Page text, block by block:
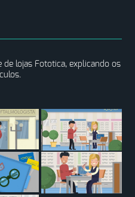
de lojas Fototica, explicando os